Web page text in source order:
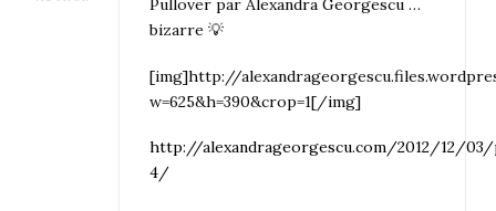
Pullover par Alexandra Georgescu …
bizarre 💡
[img]http://
w=625&h=390&crop=1[/img]
http://alexandrageorgescu.com/2012/12/
4/